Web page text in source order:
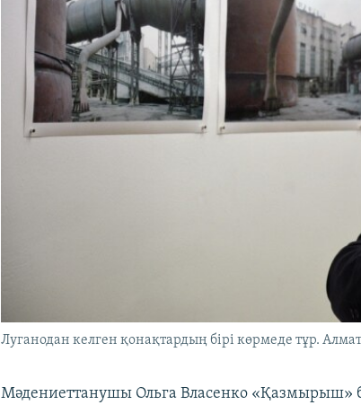
Луганодан келген қонақтардың бірі көрмеде тұр.
Мәдениеттанушы Ольга Власенко «Қазмырыш»